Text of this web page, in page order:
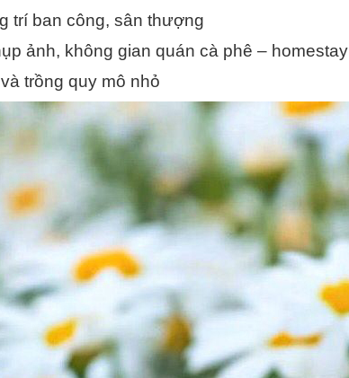
trí ban công, sân thượng
ảnh, không gian quán cà phê – homestay
trồng quy mô nhỏ